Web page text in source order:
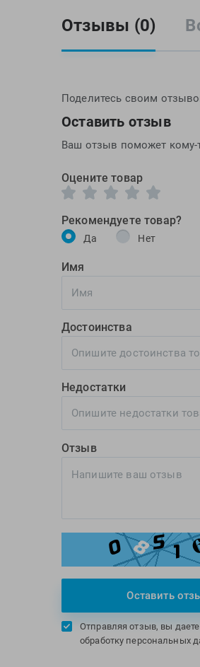
Отзывы (0)
Поделитесь своим
Оставить отзыв
Ваш отзыв поможет кому-
Оцените товар
Рекомендуете товар?
Да Нет
Имя
Достоинства
Недостатки
Отзыв
Оставить
Отправляя отзыв, вы
обработку персональных